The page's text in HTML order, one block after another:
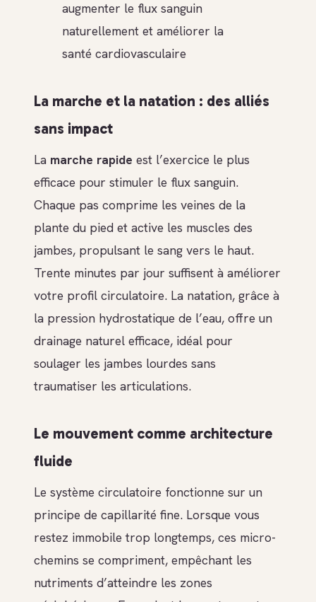
augmenter le flux sanguin
naturellement et améliorer la
santé cardiovasculaire
La marche et la natation : des alliés
sans impact
La marche rapide est l’exercice le plus
efficace pour stimuler le flux sanguin.
Chaque pas comprime les veines de la
plante du pied et active les muscles des
jambes, propulsant le sang vers le haut.
Trente minutes par jour suffisent à améliorer
votre profil circulatoire. La natation, grâce à
la pression hydrostatique de l’eau, offre un
drainage naturel efficace, idéal pour
soulager les jambes lourdes sans
traumatiser les articulations.
Le mouvement comme architecture
fluide
Le système circulatoire fonctionne sur un
principe de capillarité fine. Lorsque vous
restez immobile trop longtemps, ces micro-
chemins se compriment, empêchant les
nutriments d’atteindre les zones